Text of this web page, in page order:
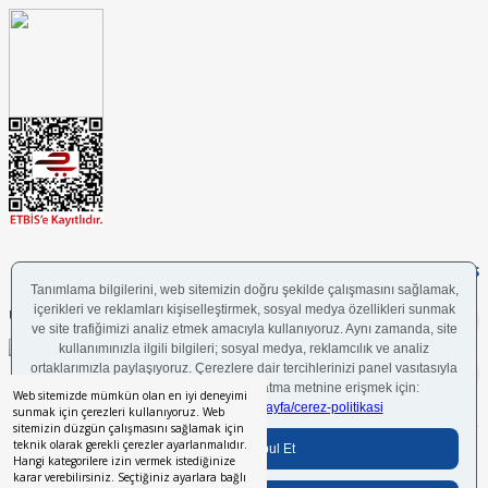
Web sitemizde mümkün olan en iyi deneyimi
sunmak için çerezleri kullanıyoruz. Web
sitemizin düzgün çalışmasını sağlamak için
teknik olarak gerekli çerezler ayarlanmalıdır.
Hangi kategorilere izin vermek istediğinize
karar verebilirsiniz. Seçtiğiniz ayarlara bağlı
UYGULAMAMIZI İNDİRİN
FOLLOW US
Bilgi Toplumu Hizmetleri BGYS Politikası Çerez Politikası